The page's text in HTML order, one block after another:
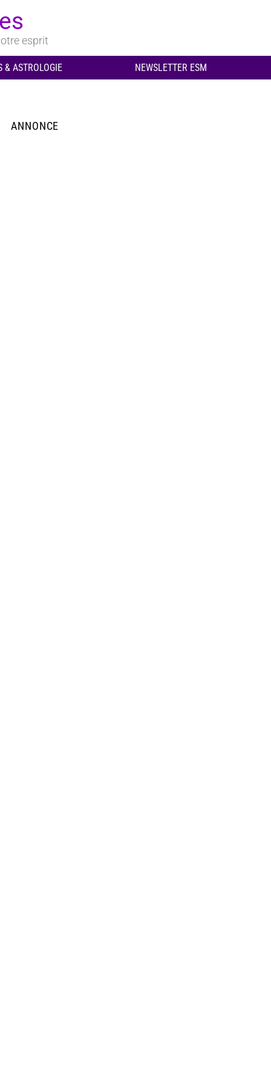
esprit
& ASTROLOGIE NEWSLETTER ESM
ANNONCE